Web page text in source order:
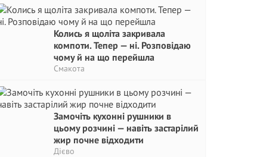
Колись я щоліта закривала
компоти. Тепер — ні. Розповідаю
чому й на що перейшла
Смакота
Замочіть кухонні рушники в
цьому розчині — навіть застарілий
жир почне відходити
Дієво